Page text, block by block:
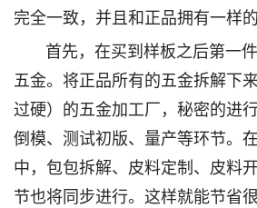
完全一致，并且和正品拥有一样
首先，在买到样板之后第一件
五金。将正品所有的五金拆解下
过硬）的五金加工厂，秘密的进
倒模、测试初版、量产等环节。
中，包包拆解、皮料定制、皮料
节也将同步进行。这样就能节省